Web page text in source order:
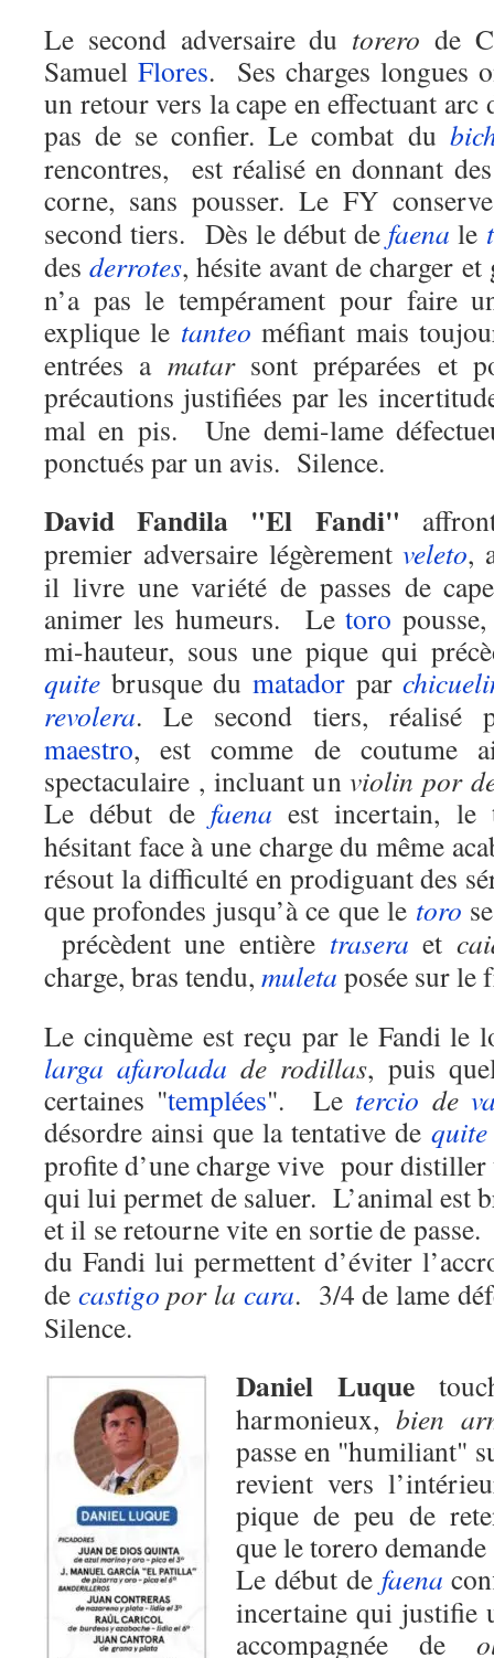
Le second adversaire du torero de
Samuel Flores. Ses charges longues
un retour vers la cape en effectuant arc
pas de se confier. Le combat du
rencontres, est réalisé en donnant
corne, sans pousser. Le FY
second tiers. Dès le début de faena le
desderrotes, hésite avant de charger
n’a pas le tempérament pour faire
explique le tanteo méfiant mais
entrées a matarsont préparées et
précautions justifiées par les
mal en pis. Une demi-lame
ponctués par un avis. Silence.
David Fandila "El Fandi"
premier adversaire légèrementveleto,
il livre une variété de passes de
animer les humeurs. Letoro
mi-hauteur, sous une pique qui
quite brusque du matador par
revolera. Le second tiers, réalisé
maestro, est comme de coutume
spectaculaire , incluant unviolin por
Le début de faena est incertain, le
hésitant face à une charge du même
résout la difficulté en prodiguant des
que profondes jusqu’à ce que le toro
précèdent une entière trasera et
charge, bras tendu, muleta posée sur
Le cinquème est reçu par le Fandi le
larga afarolada de rodillas, puis
certaines "templées". Le tercio de
désordre ainsi que la tentative de quite
profite d’une charge vive pour distiller
qui lui permet de saluer. L’animal est
et il se retourne vite en sortie de
du Fandi lui permettent d’éviter
de castigo por la cara. 3/4 de lame
Silence.
Daniel Luque
harmonieux, bien
passe en "humiliant"
revient vers
pique de peu de
que le torero
Le début de faena
incertaine qui justifie
accompagnée de